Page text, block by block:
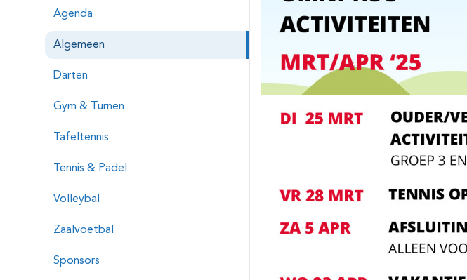
Agenda
Algemeen
Darten
Gym & Turnen
Tafeltennis
Tennis & Padel
Volleybal
Zaalvoetbal
Sponsors